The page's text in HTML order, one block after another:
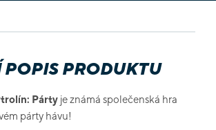
PRODUKTU
Párty je známá společenská hra
párty hávu!